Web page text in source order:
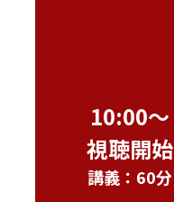
10:00～
視聴開始
講義：60分